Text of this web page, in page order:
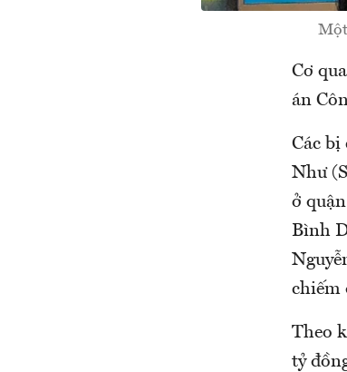
Cơ
án
Các bị
Như
ở
Bình
chiếm
Theo
tỷ